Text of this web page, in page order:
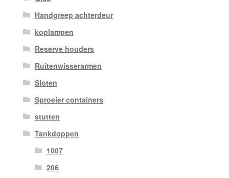
Handgreep achterdeur
koplampen
Reserve houders
Ruitenwisserarmen
Sloten
Sproeier containers
stutten
Tankdoppen
1007
206